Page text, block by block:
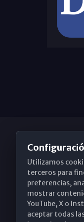
Utilizamos
terceros para
preferencias,
mostrar
YouTube, X o
aceptar todas